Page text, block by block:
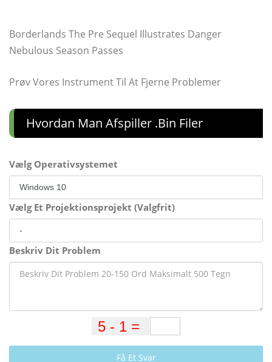
Borderlands The Pre Sequel Illustrates Danger
Nebulous Season Passes
Prøv Vores Instrument Til At Fjerne Problemer
Hvordan Man Afspiller .bin Filer
Vælg Operativsystemet
Vælg Et Projektionsprojekt (Valgfrit)
Beskriv Dit Problem
Få Et Svar